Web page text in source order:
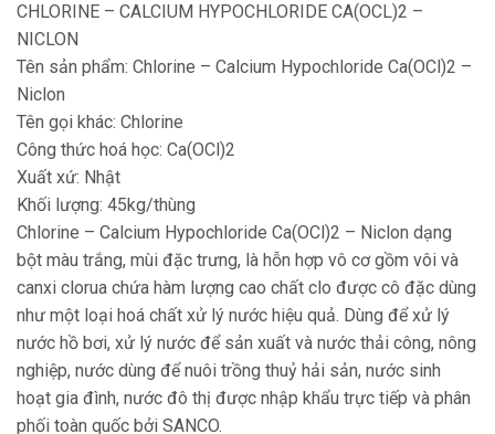
CHLORINE – CALCIUM HYPOCHLORIDE CA(OCL)2 –
NICLON
Tên sản phẩm: Chlorine – Calcium Hypochloride Ca(OCl)2 –
Niclon
Tên gọi khác: Chlorine
Công thức hoá học: Ca(OCl)2
Xuất xứ: Nhật
Khối lượng: 45kg/thùng
Chlorine – Calcium Hypochloride Ca(OCl)2 – Niclon dạng
bột màu trắng, mùi đặc trưng, là hỗn hợp vô cơ gồm vôi và
canxi clorua chứa hàm lượng cao chất clo được cô đặc dùng
như một loại hoá chất xử lý nước hiệu quả. Dùng để xử lý
nước hồ bơi, xử lý nước để sản xuất và nước thải công, nông
nghiệp, nước dùng để nuôi trồng thuỷ hải sản, nước sinh
hoạt gia đình, nước đô thị được nhập khẩu trực tiếp và phân
phối toàn quốc bởi SANCO.